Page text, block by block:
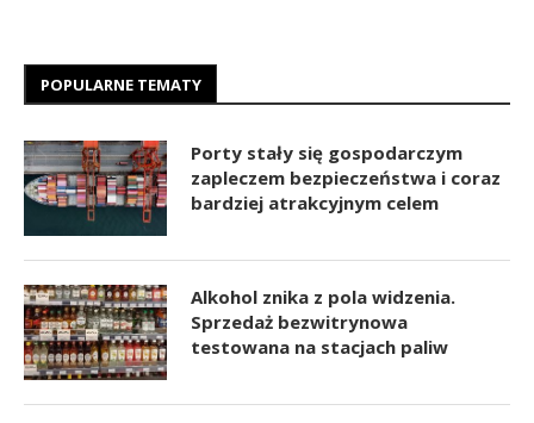
POPULARNE TEMATY
Porty stały się gospodarczym
zapleczem bezpieczeństwa i coraz
bardziej atrakcyjnym celem
Alkohol znika z pola widzenia.
Sprzedaż bezwitrynowa
testowana na stacjach paliw